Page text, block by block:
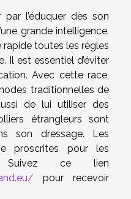
l’éduquer dès son
grande intelligence.
rapide toutes les règles
Il est essentiel d’éviter
Avec cette race,
traditionnelles de
de lui utiliser des
étrangleurs sont
son dressage. Les
proscrites pour les
Suivez ce lien
pour recevoir